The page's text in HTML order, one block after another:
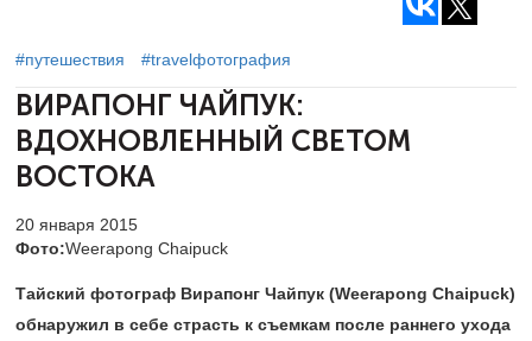
#путешествия #travelфотография
ВИРАПОНГ ЧАЙПУК:
ВДОХНОВЛЕННЫЙ СВЕТОМ
ВОСТОКА
20 января 2015
Фото:Weerapong Chaipuck
Тайский фотограф Вирапонг Чайпук (Weerapong Chaipuck)
обнаружил в себе страсть к съемкам после раннего ухода